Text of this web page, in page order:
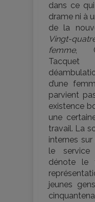
dans ce
drame ni à
de la
Vingt-
femme,
d’une
parvient
existence
une
travail. La
internes
le service
dénote le
jeunes